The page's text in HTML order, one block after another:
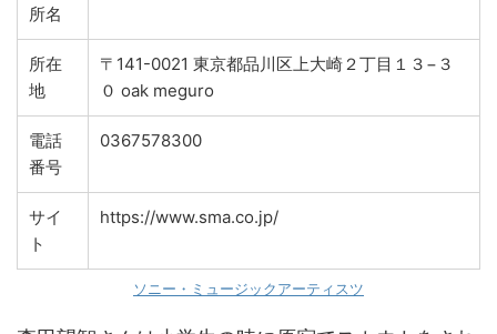
所名
所在
地
〒141-0021 東京都品川区上大崎２丁目１３−３
０ oak meguro
電話
番号
0367578300
サイ
ト
https://www.sma.co.jp/
ソニー・ミュージックアーティスツ